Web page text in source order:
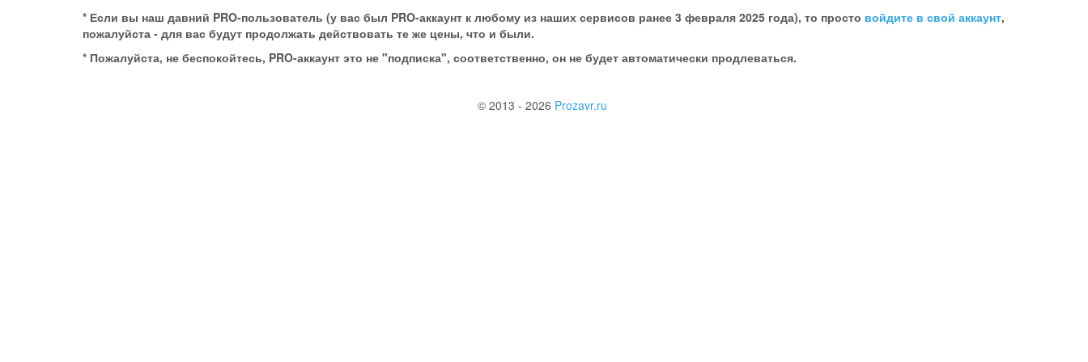
* Если вы наш давний PRO-пользователь (у вас был PRO-аккаунт к любому из наших сервисов ранее 3 февраля 2025 года), то просто войдите в свой аккаунт,
пожалуйста - для вас будут продолжать действовать те же цены, что и были.
* Пожалуйста, не беспокойтесь, PRO-аккаунт это не "подписка", соответственно, он не будет автоматически продлеваться.
© 2013 - 2026 Prozavr.ru